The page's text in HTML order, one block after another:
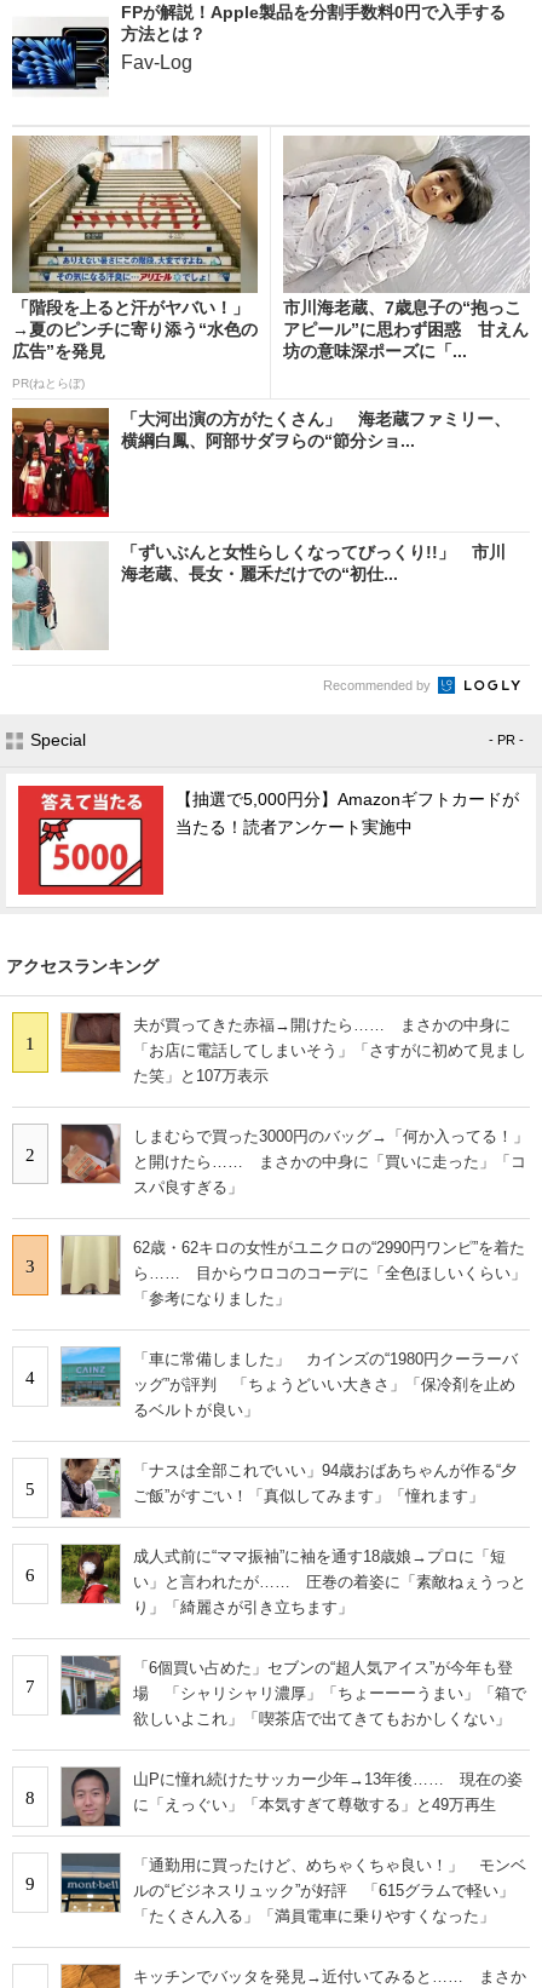
FPが解説！Apple製品を分割手数料0円で入手する
方法とは？
Fav-Log
「階段を上ると汗がヤバい！」
→夏のピンチに寄り添う“水色の
広告”を発見
PR(ねとらぼ)
市川海老蔵、7歳息子の“抱っこ
アピール”に思わず困惑 甘えん
坊の意味深ポーズに「...
「大河出演の方がたくさん」 海老蔵ファミリー、
横綱白鳳、阿部サダヲらの“節分ショ...
「ずいぶんと女性らしくなってびっくり!!」 市川
海老蔵、長女・麗禾だけでの“初仕...
Recommended by
Special - PR -
【抽選で5,000円分】Amazonギフトカードが
当たる！読者アンケート実施中
アクセスランキング
1
夫が買ってきた赤福→開けたら…… まさかの中身に
「お店に電話してしまいそう」「さすがに初めて見まし
た笑」と107万表示
2
しまむらで買った3000円のバッグ→「何か入ってる！」
と開けたら…… まさかの中身に「買いに走った」「コ
スパ良すぎる」
3
62歳・62キロの女性がユニクロの“2990円ワンピ”を着た
ら…… 目からウロコのコーデに「全色ほしいくらい」
「参考になりました」
4
「車に常備しました」 カインズの“1980円クーラーバ
ッグ”が評判 「ちょうどいい大きさ」「保冷剤を止め
るベルトが良い」
5
「ナスは全部これでいい」94歳おばあちゃんが作る“夕
ご飯”がすごい！「真似してみます」「憧れます」
6
成人式前に“ママ振袖”に袖を通す18歳娘→プロに「短
い」と言われたが…… 圧巻の着姿に「素敵ねぇうっと
り」「綺麗さが引き立ちます」
7
「6個買い占めた」セブンの“超人気アイス”が今年も登
場 「シャリシャリ濃厚」「ちょーーーうまい」「箱で
欲しいよこれ」「喫茶店で出てきてもおかしくない」
8
山Pに憧れ続けたサッカー少年→13年後…… 現在の姿
に「えっぐい」「本気すぎて尊敬する」と49万再生
9
「通勤用に買ったけど、めちゃくちゃ良い！」 モンベ
ルの“ビジネスリュック”が好評 「615グラムで軽い」
「たくさん入る」「満員電車に乗りやすくなった」
キッチンでバッタを発見→近付いてみると…… まさか